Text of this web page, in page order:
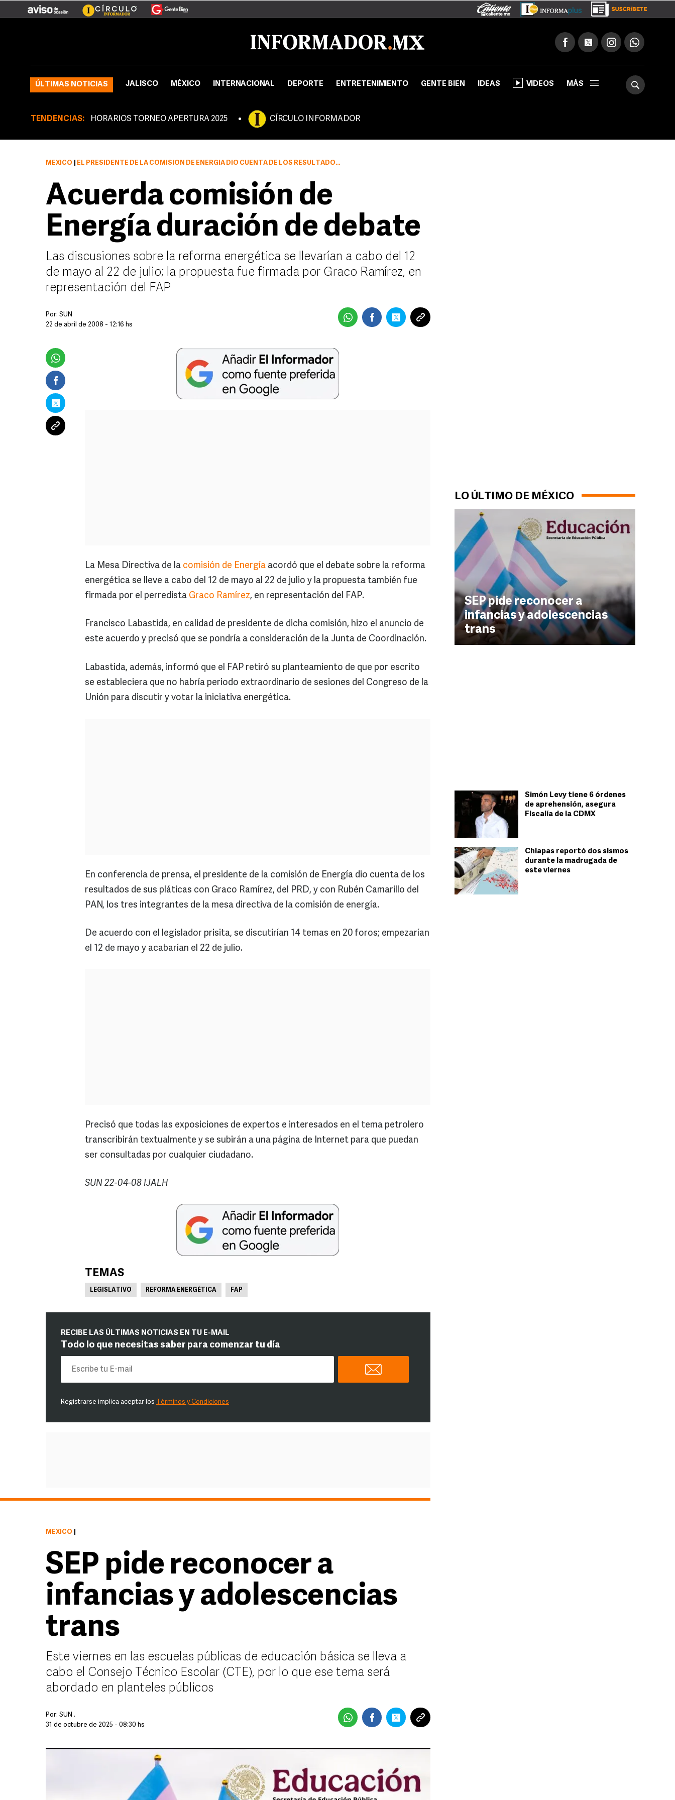
ÚLTIMAS NOTICIAS JALISCO MÉXICO INTERNACIONAL DEPORTE ENTRETENIMIENTO GENTE BIEN IDEAS VIDEOS MÁS
TENDENCIAS: HORARIOS TORNEO APERTURA 2025 CÍRCULO INFORMADOR
LO ÚLTIMO DE MÉXICO
SEP pide reconocer a
infancias y adolescencias
trans
Simón Levy tiene 6 órdenes
de aprehensión, asegura
Fiscalía de la CDMX
Chiapas reportó dos sismos
durante la madrugada de
este viernes
MÉXICO EL PRESIDENTE DE LA COMISIÓN DE ENERGÍA DIO CUENTA DE LOS RESULTADOS DE SUS PLÁTICAS CON REPRESENTANTES DEL PRD Y DEL PAN.
Acuerda comisión de
Energía duración de debate
Las discusiones sobre la reforma energética se llevarían a cabo del 12
de mayo al 22 de julio; la propuesta fue firmada por Graco Ramírez, en
representación del FAP
Por: SUN
22 de abril de 2008 - 12:16 hs
La Mesa Directiva de la comisión de Energía acordó que el debate sobre la reforma
energética se lleve a cabo del 12 de mayo al 22 de julio y la propuesta también fue
firmada por el perredista Graco Ramírez, en representación del FAP.
Francisco Labastida, en calidad de presidente de dicha comisión, hizo el anuncio de
este acuerdo y precisó que se pondría a consideración de la Junta de Coordinación.
Labastida, además, informó que el FAP retiró su planteamiento de que por escrito
se estableciera que no habría periodo extraordinario de sesiones del Congreso de la
Unión para discutir y votar la iniciativa energética.
En conferencia de prensa, el presidente de la comisión de Energía dio cuenta de los
resultados de sus pláticas con Graco Ramírez, del PRD, y con Rubén Camarillo del
PAN, los tres integrantes de la mesa directiva de la comisión de energía.
De acuerdo con el legislador prisita, se discutirían 14 temas en 20 foros; empezarían
el 12 de mayo y acabarían el 22 de julio.
Precisó que todas las exposiciones de expertos e interesados en el tema petrolero
transcribirán textualmente y se subirán a una página de Internet para que puedan
ser consultadas por cualquier ciudadano.
SUN 22-04-08 IJALH
TEMAS
LEGISLATIVO REFORMA ENERGÉTICA FAP
RECIBE LAS ÚLTIMAS NOTICIAS EN TU E-MAIL
Todo lo que necesitas saber para comenzar tu día
Registrarse implica aceptar los Términos y Condiciones
MÉXICO
SEP pide reconocer a
infancias y adolescencias
trans
Este viernes en las escuelas públicas de educación básica se lleva a
cabo el Consejo Técnico Escolar (CTE), por lo que ese tema será
abordado en planteles públicos
Por: SUN .
31 de octubre de 2025 - 08:30 hs